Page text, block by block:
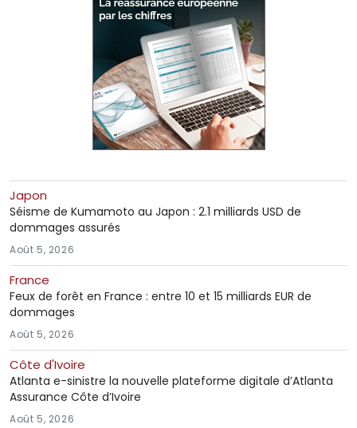
Japon
Séisme de Kumamoto au Japon : 2.1 milliards USD de
dommages assurés
Août 5, 2026
France
Feux de forêt en France : entre 10 et 15 milliards EUR de
dommages
Août 5, 2026
Côte d'Ivoire
Atlanta e-sinistre la nouvelle plateforme digitale d’Atlanta
Assurance Côte d’Ivoire
Août 5, 2026